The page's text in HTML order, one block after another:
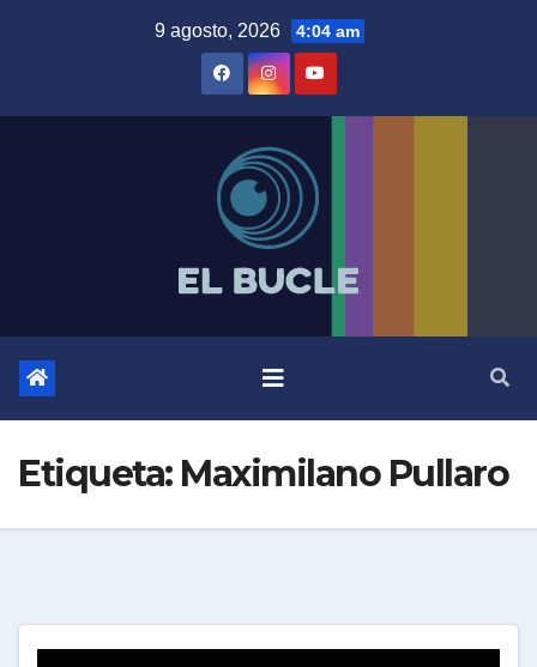
9 agosto, 2026 4:04 am
Etiqueta: Maximilano Pullaro